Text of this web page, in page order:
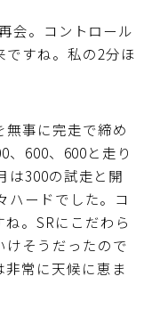
会。コントロール
ですね。私の2分ほ
無事に完走で締め
、600、600と走り
は300の試走と開
ハードでした。コ
。SRにこだわら
けそうだったので
常に天候に恵ま